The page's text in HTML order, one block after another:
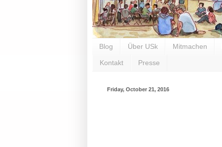
Blog Über USk Mitmachen
Kontakt Presse
Friday, October 21, 2016